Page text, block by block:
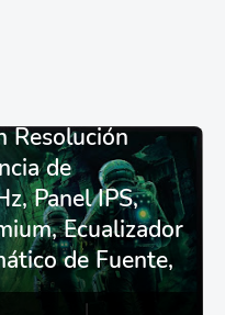
27”
Resolución
de
Panel IPS,
Ecualizador
de Fuente,